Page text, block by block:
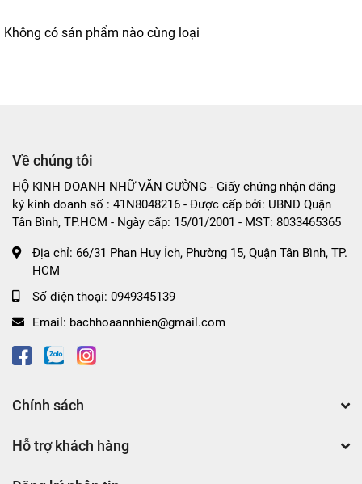
Không có sản phẩm nào cùng loại
Về chúng tôi
HỘ KINH DOANH NHỮ VĂN CƯỜNG - Giấy chứng nhận đăng
ký kinh doanh số : 41N8048216 - Được cấp bởi: UBND Quận
Tân Bình, TP.HCM - Ngày cấp: 15/01/2001 - MST: 8033465365
Địa chỉ: 66/31 Phan Huy Ích, Phường 15, Quận Tân Bình, TP.
HCM
Số điện thoại: 0949345139
Email: bachhoaannhien@gmail.com
Chính sách
Hỗ trợ khách hàng